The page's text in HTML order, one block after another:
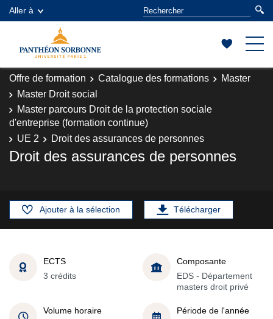
Aller à
Offre de formation Catalogue des formations
Master
Master Droit social
Master parcours Droit de la protection sociale
d'entreprise (formation continue)
UE 2
Droit des assurances de personnes
Droit des assurances de personnes
Ajouter à la sélection Télécharger
ECTS
3 crédits
Composante
EDS - Département
masters droit privé
Volume horaire
Période de l'année